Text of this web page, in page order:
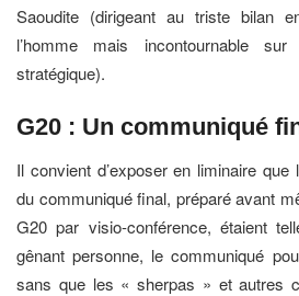
Saoudite (dirigeant au triste bilan
l’homme mais incontournable
stratégique).
G20 : Un communiqué
Il convient d’exposer en liminaire
du communiqué final, préparé avant
G20 par visio-conférence, étaient
gênant personne, le communiqué
sans que les « sherpas » et autres